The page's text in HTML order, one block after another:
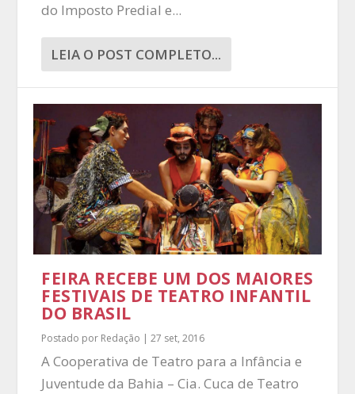
do Imposto Predial e...
LEIA O POST COMPLETO...
FEIRA RECEBE UM DOS MAIORES
FESTIVAIS DE TEATRO INFANTIL
DO BRASIL
Postado por Redação |27 set, 2016
A Cooperativa de Teatro para a Infância e
Juventude da Bahia – Cia. Cuca de Teatro